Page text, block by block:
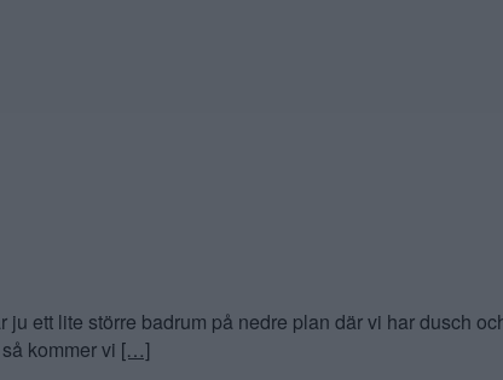
ett lite större badrum på nedre plan där vi har dusch
kommer vi […]